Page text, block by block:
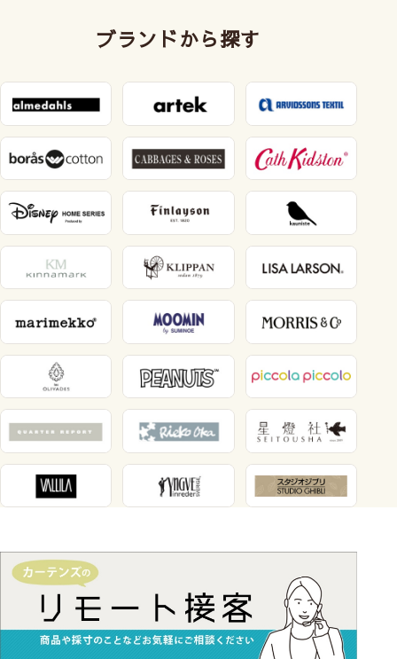
ブランドから探す